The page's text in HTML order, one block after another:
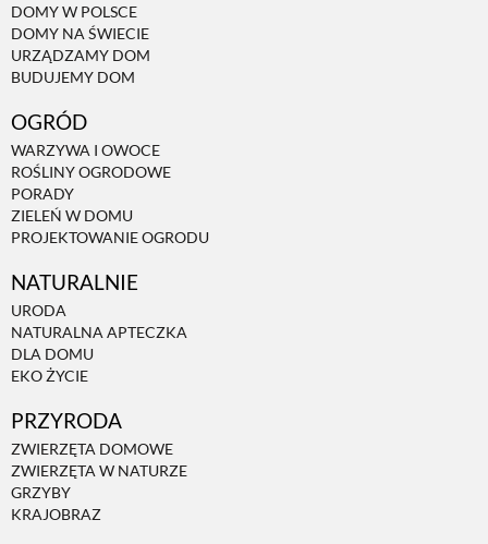
DOMY W POLSCE
DOMY NA ŚWIECIE
URZĄDZAMY DOM
BUDUJEMY DOM
OGRÓD
WARZYWA I OWOCE
ROŚLINY OGRODOWE
PORADY
ZIELEŃ W DOMU
PROJEKTOWANIE OGRODU
NATURALNIE
URODA
NATURALNA APTECZKA
DLA DOMU
EKO ŻYCIE
PRZYRODA
ZWIERZĘTA DOMOWE
ZWIERZĘTA W NATURZE
GRZYBY
KRAJOBRAZ